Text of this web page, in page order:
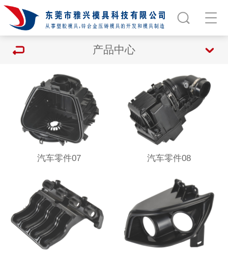
产品中心
汽车零件07 汽车零件08